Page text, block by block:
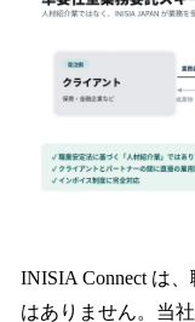
INISIA Connect は
はありません。当